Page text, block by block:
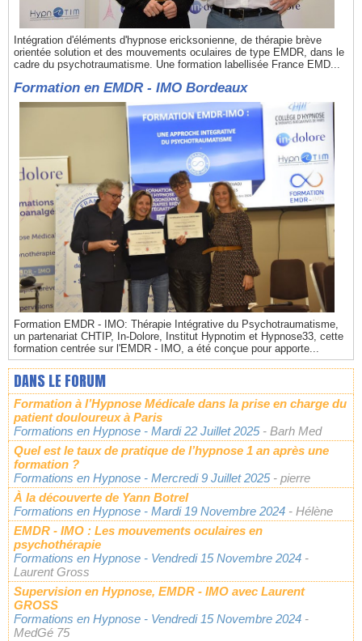
Intégration d'éléments d'hypnose ericksonienne, de thérapie brève
orientée solution et des mouvements oculaires de type EMDR, dans le
cadre du psychotraumatisme. Une formation labellisée France EMD...
Formation en EMDR - IMO Bordeaux
Formation EMDR - IMO: Thérapie Intégrative du Psychotraumatisme,
un partenariat CHTIP, In-Dolore, Institut Hypnotim et Hypnose33, cette
formation centrée sur l'EMDR - IMO, a été conçue pour apporte...
DANS LE FORUM
Formation à l’Hypnose Médicale dans la prise en charge du
patient douloureux à Paris
Formations en Hypnose - Mardi 22 Juillet 2025 - Barh Med
Quel est le taux de pratique de l’hypnose 1 an après une
formation ?
Formations en Hypnose - Mercredi 9 Juillet 2025 - pierre
À la découverte de Yann Botrel
Formations en Hypnose - Mardi 19 Novembre 2024 - Hélène
EMDR - IMO : Les mouvements oculaires en
psychothérapie
Formations en Hypnose - Vendredi 15 Novembre 2024 -
Laurent Gross
Supervision en Hypnose, EMDR - IMO avec Laurent
GROSS
Formations en Hypnose - Vendredi 15 Novembre 2024 -
MedGé 75